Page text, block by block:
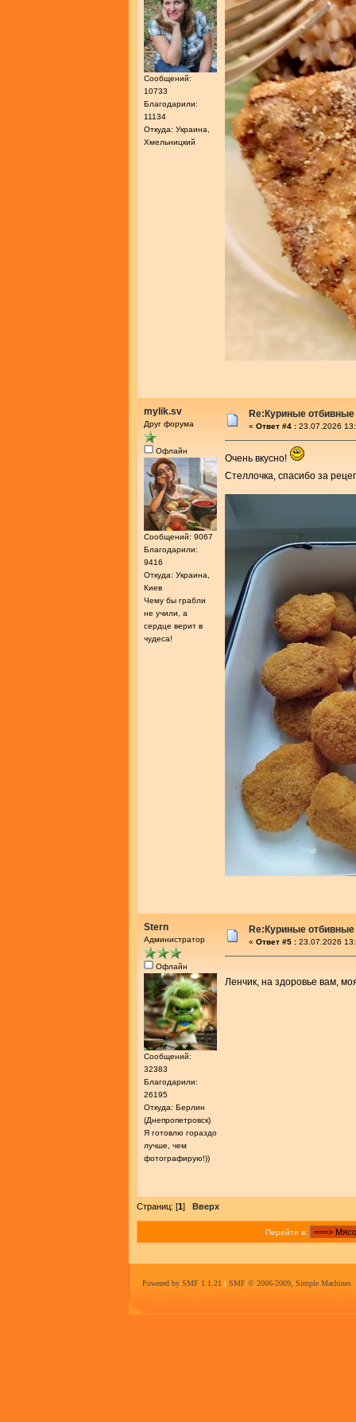
Сообщений:
10733
Благодарили:
11134
Откуда: Украина,
Хмельницкий
mylik.sv
Друг форума
Офлайн
Сообщений: 9067
Благодарили:
9416
Откуда: Украина,
Киев
Чему бы грабли
не учили, а
сердце верит в
чудеса!
Re:Куриные
« Ответ #4 : 23.07.2026
Очень вкусно!
Стеллочка, спасибо за
Stern
Администратор
Офлайн
Сообщений:
32383
Благодарили:
26195
Откуда: Берлин
(Днепропетровск)
Я готовлю гораздо
лучше, чем
фотографирую!))
Re:Куриные
« Ответ #5 : 23.07.2026
Ленчик, на здоровье вам,
Страниц: [1] Вверх
Перейти в:
Powered by SMF 1.1.21 | SMF © 2006-2009, Simple Machines